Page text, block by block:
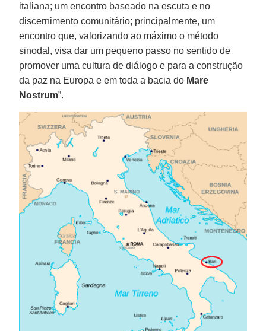
italiana; um encontro baseado na escuta e no
discernimento comunitário; principalmente, um
encontro que, valorizando ao máximo o método
sinodal, visa dar um pequeno passo no sentido de
promover uma cultura de diálogo e para a construção
da paz na Europa e em toda a bacia do Mare
Nostrum”.